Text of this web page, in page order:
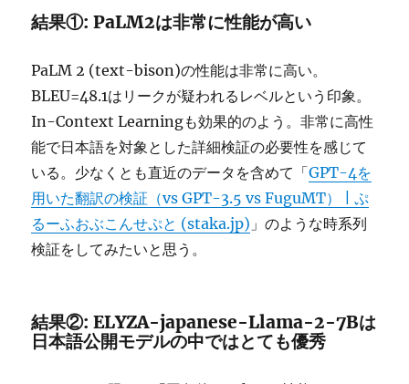
結果①: PaLM2は非常に性能が高い
PaLM 2 (text-bison)の性能は非常に高い。
BLEU=48.1はリークが疑われるレベルという印象。
In-Context Learningも効果的のよう。非常に高性
能で日本語を対象とした詳細検証の必要性を感じて
いる。少なくとも直近のデータを含めて「GPT-4を
用いた翻訳の検証（vs GPT-3.5 vs FuguMT） | ぷ
るーふおぶこんせぷと (staka.jp) 」のような時系列
検証をしてみたいと思う。
結果②: ELYZA-japanese-Llama-2-7Bは
日本語公開モデルの中ではとても優秀